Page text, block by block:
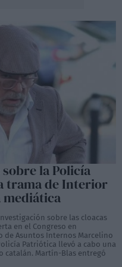
la Policía
trama de Interior
mediática
sobre las cloacas
en el Congreso en
de Asuntos Internos Marcelino
Patriótica llevó a cabo una
catalán. Martín-Blas entregó